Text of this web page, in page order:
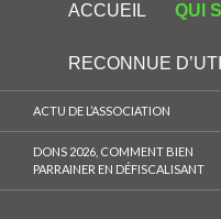
ACCUEIL QUI
RECONNUE
d'enfants dans les
campagnes du Vietnam
ACTU DE L’ASSOCIATION
DONS 2026, COMMENT BIEN
PARRAINER EN DÉFISCALISANT